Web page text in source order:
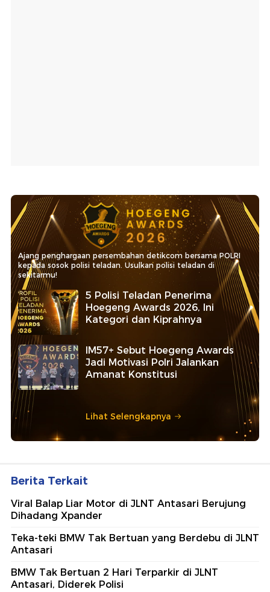
Ajang penghargaan persembahan detikcom bersama POLRI
kepada sosok polisi teladan. Usulkan polisi teladan di
sekitarmu!
5 Polisi Teladan Penerima
Hoegeng Awards 2026, Ini
Kategori dan Kiprahnya
IM57+ Sebut Hoegeng Awards
Jadi Motivasi Polri Jalankan
Amanat Konstitusi
Lihat Selengkapnya
Berita Terkait
Viral Balap Liar Motor di JLNT Antasari Berujung
Dihadang Xpander
Teka-teki BMW Tak Bertuan yang Berdebu di JLNT
Antasari
BMW Tak Bertuan 2 Hari Terparkir di JLNT
Antasari, Diderek Polisi